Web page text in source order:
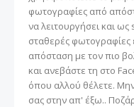
φωτογραφίες από
να λειτουργήσει και
σταθερές φωτογραφίες
απόσταση με τον πιο
και ανεβάστε τη στο
όπου αλλού θέλετε.
σας στην απ' έξω..